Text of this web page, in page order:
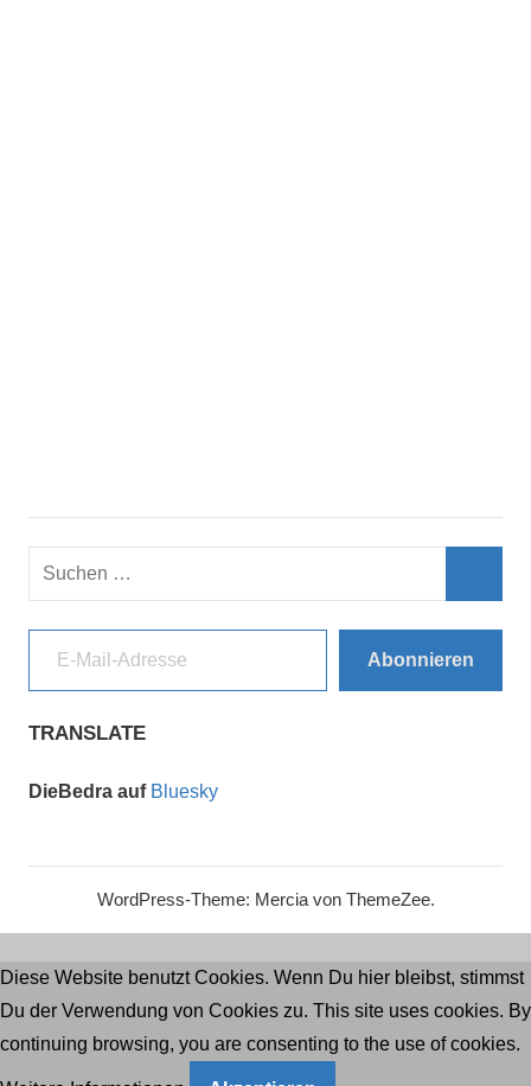
Suchen
E-Mail-Adresse
Abonnieren
TRANSLATE
DieBedra auf Bluesky
WordPress-Theme: Mercia von ThemeZee.
Diese Website benutzt Cookies. Wenn Du hier bleibst, stimmst
Du der Verwendung von Cookies zu. This site uses cookies. By
continuing browsing, you are consenting to the use of cookies.